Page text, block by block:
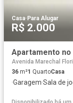
Casa· Para Alugar
R$ 2.000
Apartamento no
Avenida Marechal
36 m²1 QuartoCasa
·Garagem·Sala de